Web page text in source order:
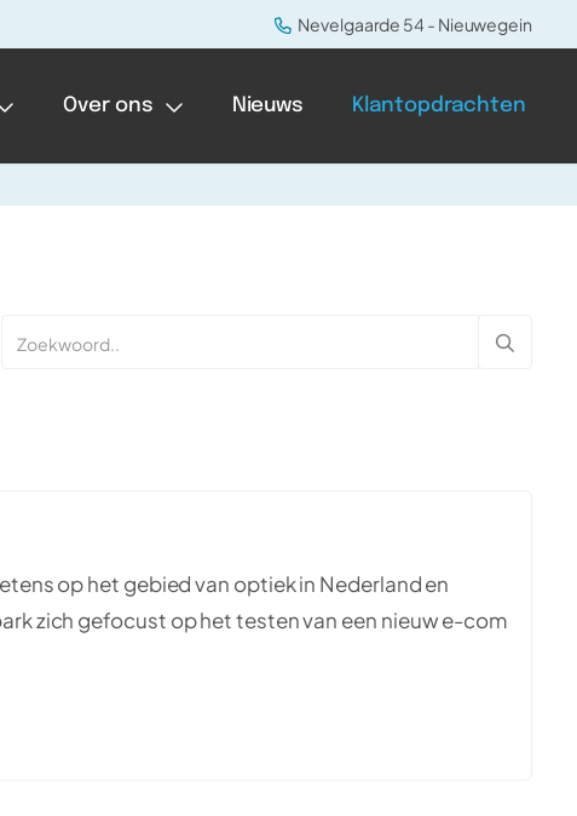
op het gebied van optiek in Nederland en
zich gefocust op het testen van een nieuw e-com
Nevelgaarde 54 - Nieuwegein
Over ons Nieuws Klantopdrachten